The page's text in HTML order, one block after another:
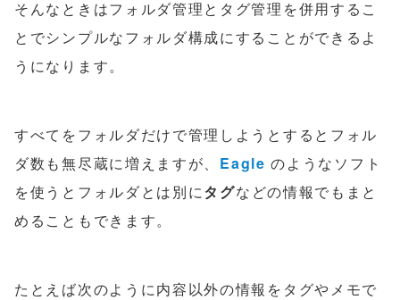
そんなときはフォルダ管理とタグ管理を併用するこ
とでシンプルなフォルダ構成にすることができるよ
うになります。
すべてをフォルダだけで管理しようとするとフォル
ダ数も無尽蔵に増えますが、 Eagle のようなソフト
を使うとフォルダとは別にタグなどの情報でもまと
めることもできます。
たとえば次のように内容以外の情報をタグやメモで